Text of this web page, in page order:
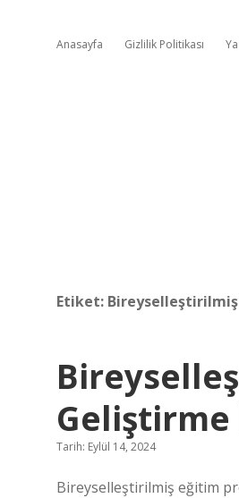
Anasayfa Gizlilik Politikası
Etiket: Bireyselleştirilmiş
Tarih: Eylül 14, 2024
Bireyselleştirilmiş eğitim